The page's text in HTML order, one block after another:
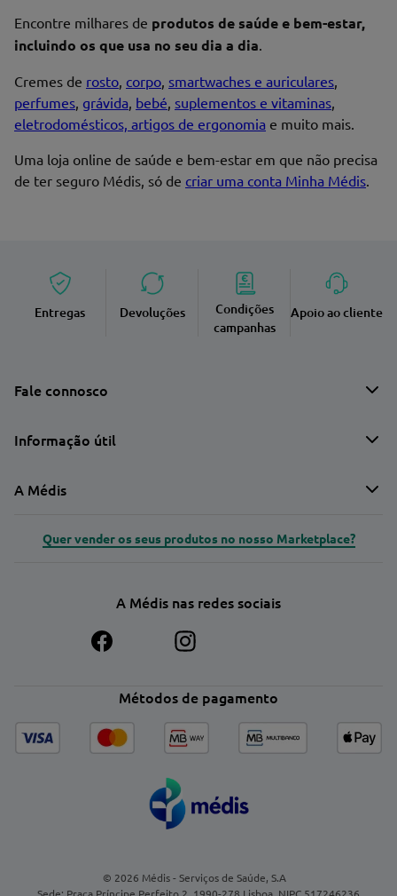
Encontre milhares de produtos de saúde e bem-estar,
incluindo os que usa no seu dia a dia.
Cremes de rosto, corpo, smartwaches e auriculares,
perfumes, grávida, bebé, suplementos e vitaminas,
eletrodomésticos, artigos de ergonomia e muito mais.
Uma loja online de saúde e bem-estar em que não precisa
de ter seguro Médis, só de criar uma conta Minha Médis.
Entregas Devoluções
Condições
campanhas
Apoio ao cliente
Fale connosco
Informação útil
A Médis
Quer vender os seus produtos no nosso Marketplace?
A Médis nas redes sociais
Métodos de pagamento
© 2026 Médis - Serviços de Saúde, S.A